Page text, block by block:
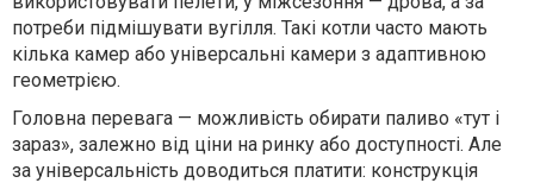
потреби підмішувати вугілля. Такі котли часто мають
кілька камер або універсальні камери з адаптивною
геометрією.
Головна перевага — можливість обирати паливо «тут і
зараз», залежно від ціни на ринку або доступності. Але
за універсальність доводиться платити: конструкція